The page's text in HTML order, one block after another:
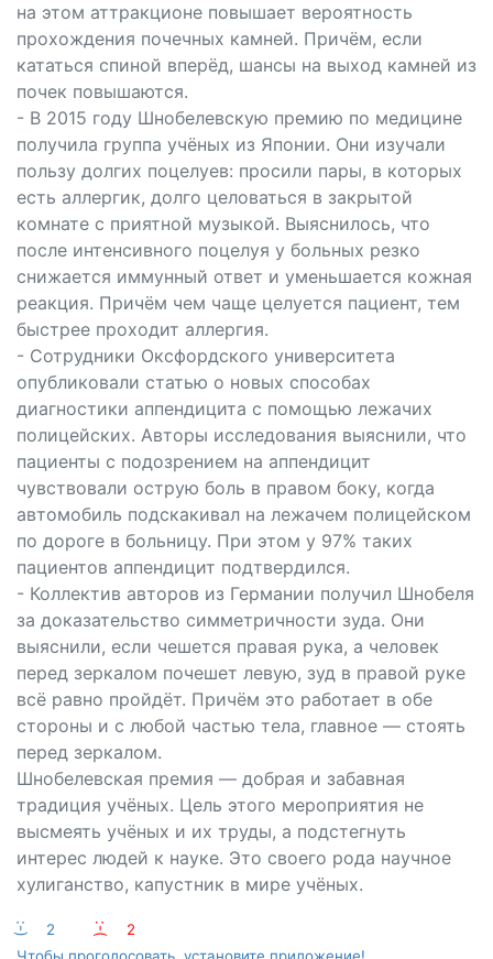
на этом аттракционе повышает вероятность
прохождения почечных камней. Причём, если
кататься спиной вперёд, шансы на выход камней из
почек повышаются.
- В 2015 году Шнобелевскую премию по медицине
получила группа учёных из Японии. Они изучали
пользу долгих поцелуев: просили пары, в которых
есть аллергик, долго целоваться в закрытой
комнате с приятной музыкой. Выяснилось, что
после интенсивного поцелуя у больных резко
снижается иммунный ответ и уменьшается кожная
реакция. Причём чем чаще целуется пациент, тем
быстрее проходит аллергия.
- Сотрудники Оксфордского университета
опубликовали статью о новых способах
диагностики аппендицита с помощью лежачих
полицейских. Авторы исследования выяснили, что
пациенты с подозрением на аппендицит
чувствовали острую боль в правом боку, когда
автомобиль подскакивал на лежачем полицейском
по дороге в больницу. При этом у 97% таких
пациентов аппендицит подтвердился.
- Коллектив авторов из Германии получил Шнобеля
за доказательство симметричности зуда. Они
выяснили, если чешется правая рука, а человек
перед зеркалом почешет левую, зуд в правой руке
всё равно пройдёт. Причём это работает в обе
стороны и с любой частью тела, главное — стоять
перед зеркалом.
Шнобелевская премия — добрая и забавная
традиция учёных. Цель этого мероприятия не
высмеять учёных и их труды, а подстегнуть
интерес людей к науке. Это своего рода научное
хулиганство, капустник в мире учёных.
:-) 2 :-(
2